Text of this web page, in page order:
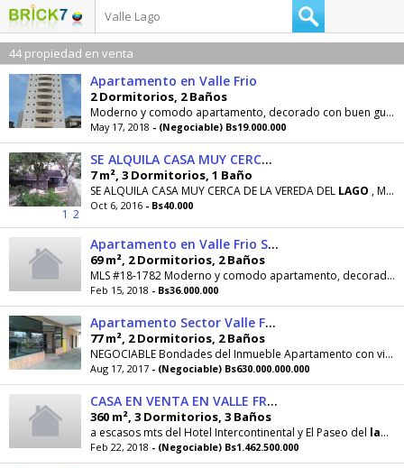
44 propiedad en venta
Apartamento en Valle Frio
2 Dormitorios, 2 Baños
Moderno y comodo apartamento, decorado con buen gusto, con vista al
May 17, 2018 - (Negociable) Bs19.000.000
1 2
SE ALQUILA CASA MUY CERCA DE LA VEREDA DEL LAGO
7 m², 3 Dormitorios, 1 Baño
SE ALQUILA CASA MUY CERCA DE LA VEREDA DEL LAGO , MUY CERCA DE LA PLAZA MARACAIBO , CERCA
Oct 6, 2016 - Bs40.000
Apartamento en Valle Frio Se Alquila
69 m², 2 Dormitorios, 2 Baños
MLS #18-1782 Moderno y comodo apartamento, decorado con buen gusto, con vista al
Feb 15, 2018 - Bs36.000.000
Apartamento Sector Valle Frio Lugano Suite
77 m², 2 Dormitorios, 2 Baños
NEGOCIABLE Bondades del Inmueble Apartamento con vista al
Aug 17, 2017 - (Negociable) Bs630.000.000.000
CASA EN VENTA EN VALLE FRIO API 1318
360 m², 3 Dormitorios, 3 Baños
a escasos mts del Hotel Intercontinental y El Paseo del lago
Feb 22, 2018 - (Negociable) Bs1.462.500.000